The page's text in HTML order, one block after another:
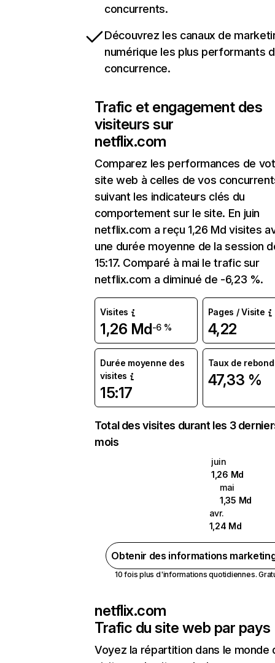
concurrents.
Découvrez les canaux de
numérique les plus performants
concurrence.
Trafic et engagement des
visiteurs sur
netflix.com
Comparez les performances de
site web à celles de vos
suivant les indicateurs clés du
comportement sur le site. En juin
netflix.com a reçu 1,26 Md visites
une durée moyenne de la session
15:17. Comparé à mai le trafic sur
netflix.com a diminué de -6,23 %.
Visites
1,26 Md-6 %
Pages / Visite
4,22
Durée moyenne des
visites
15:17
Taux de rebond
47,33 %
Total des visites durant les 3
mois
juin
1,26 Md
mai
1,35 Md
avr.
1,24 Md
Obtenir des informations
10 fois plus d'informations quotidiennes.
netflix.com
Trafic du site web par pays
Voyez la répartition dans le monde